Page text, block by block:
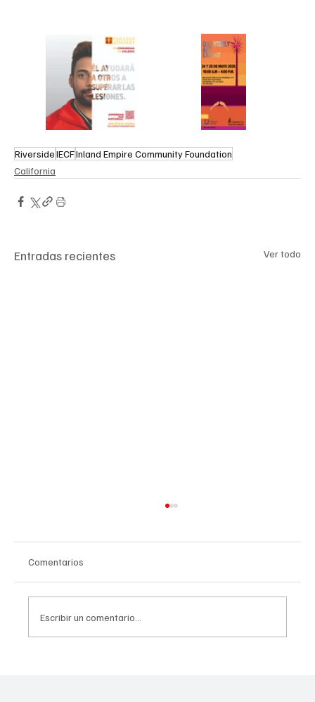
RiversideIECFInland Empire Community Foundation
California
Entradas recientes Ver todo
Comentarios
Escribir un comentario...